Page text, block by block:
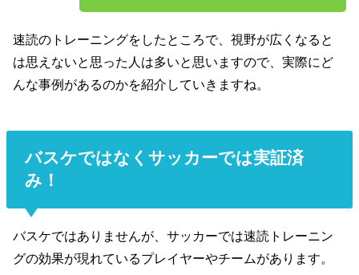
速読のトレーニングをしたところで、視野が広くなると
は思えないと思った人は多いと思いますので、実際にど
んな事例があるのかを紹介していきますね。
バスケではなくサッカーでは実証済
み！
バスケではありませんが、サッカーでは速読トレーニン
グの効果が現れているプレイヤーやチームがあります。